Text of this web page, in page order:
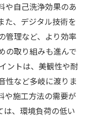
や自己洗浄効果のあ
た、デジタル技術を
管理など、より効率
の取り組みも進んで
ントは、美観性や耐
性など多岐に渡りま
や施工方法の需要が
は、環境負荷の低い